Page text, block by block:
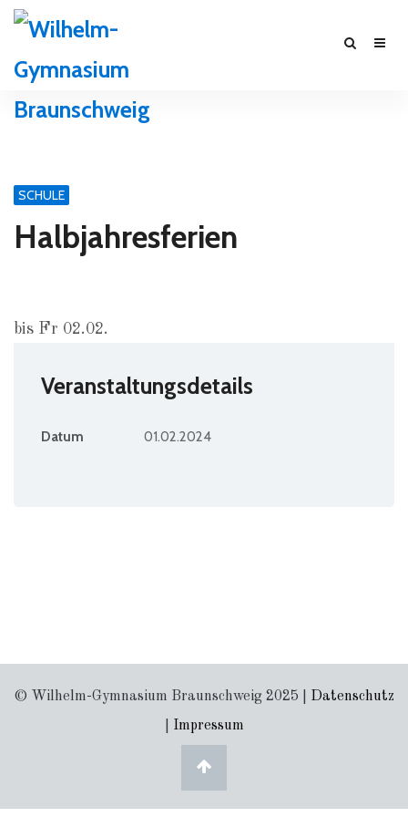
SCHULE
Halbjahresferien
bis Fr 02.02.
Veranstaltungsdetails
Datum 01.02.2024
© Wilhelm-Gymnasium Braunschweig 2025 | Datenschutz
Impressum